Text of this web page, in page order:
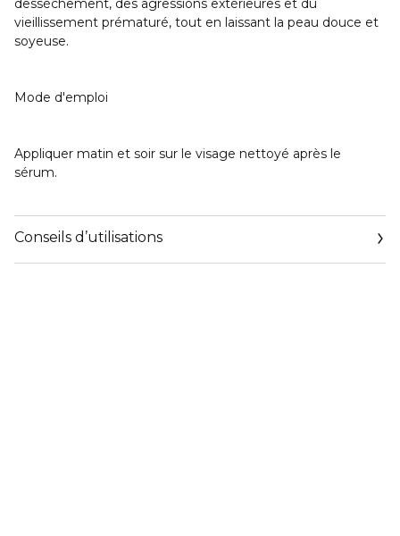
dessèchement, des agressions extérieures et du
vieillissement prématuré, tout en laissant la peau douce et
soyeuse.
Mode d'emploi
Appliquer matin et soir sur le visage nettoyé après le
sérum.
Conseils d’utilisations